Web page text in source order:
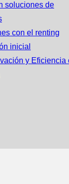
soluciones de
con el renting
inicial
y Eficiencia